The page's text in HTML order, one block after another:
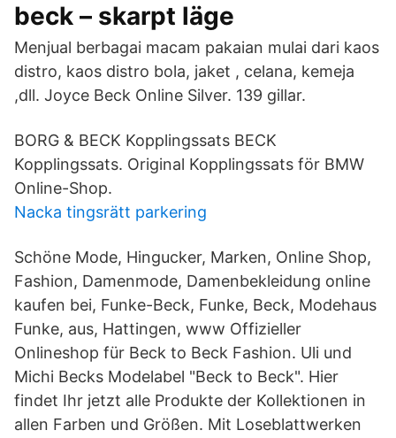
beck – skarpt läge
Menjual berbagai macam pakaian mulai dari kaos
distro, kaos distro bola, jaket , celana, kemeja
,dll. Joyce Beck Online Silver. 139 gillar.
BORG & BECK Kopplingssats BECK
Kopplingssats. Original Kopplingssats för BMW
Online-Shop.
Nacka tingsrätt parkering
Schöne Mode, Hingucker, Marken, Online Shop,
Fashion, Damenmode, Damenbekleidung online
kaufen bei, Funke-Beck, Funke, Beck, Modehaus
Funke, aus, Hattingen, www Offizieller
Onlineshop für Beck to Beck Fashion. Uli und
Michi Becks Modelabel "Beck to Beck". Hier
findet Ihr jetzt alle Produkte der Kollektionen in
allen Farben und Größen. Mit Loseblattwerken